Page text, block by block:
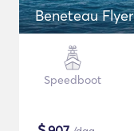
Beneteau
Speedboot